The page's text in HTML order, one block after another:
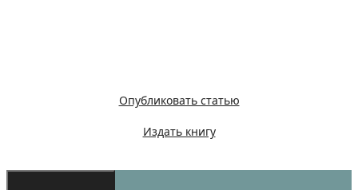
Опубликовать статью
Издать книгу